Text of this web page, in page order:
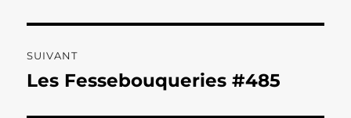
SUIVANT
Publication
Les Fessebouqueries #485